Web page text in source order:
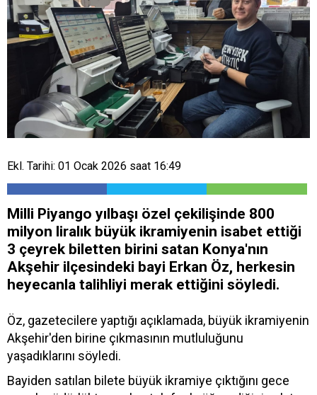
Ekl. Tarihi: 01 Ocak 2026 saat 16:49
Milli Piyango yılbaşı özel çekilişinde 800
milyon liralık büyük ikramiyenin isabet ettiği
3 çeyrek biletten birini satan Konya'nın
Akşehir ilçesindeki bayi Erkan Öz, herkesin
heyecanla talihliyi merak ettiğini söyledi.
Öz, gazetecilere yaptığı açıklamada, büyük ikramiyenin
Akşehir'den birine çıkmasının mutluluğunu
yaşadıklarını söyledi.
Bayiden satılan bilete büyük ikramiye çıktığını gece